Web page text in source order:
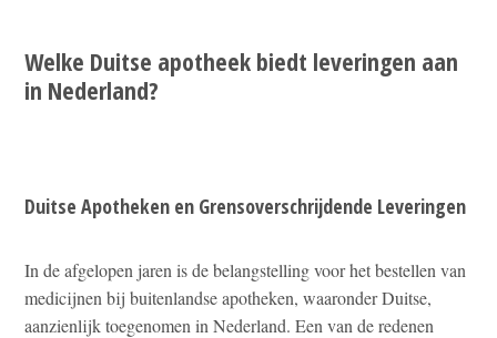
Welke Duitse apotheek biedt leveringen aan
in Nederland?
Duitse Apotheken en Grensoverschrijdende Leveringen
In de afgelopen jaren is de belangstelling voor het bestellen van
medicijnen bij buitenlandse apotheken, waaronder Duitse,
aanzienlijk toegenomen in Nederland. Een van de redenen